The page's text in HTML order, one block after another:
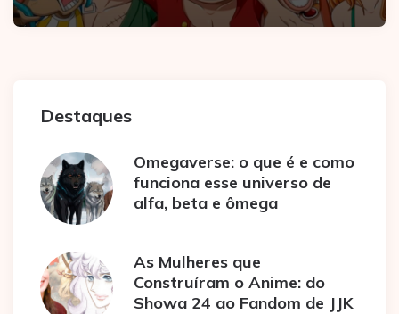
Destaques
Omegaverse: o que é e como
funciona esse universo de
alfa, beta e ômega
As Mulheres que
Construíram o Anime: do
Showa 24 ao Fandom de JJK